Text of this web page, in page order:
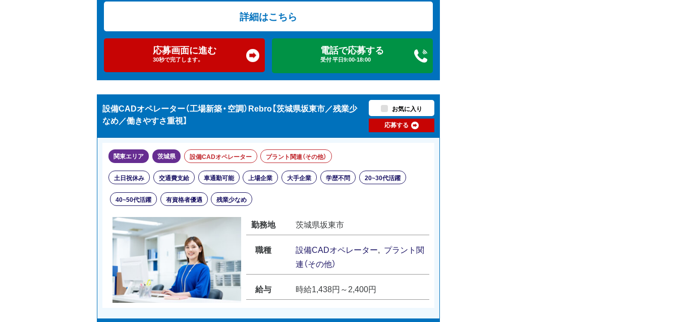
詳細はこちら
応募画面に進む
30秒で完了します。
電話で応募する
受付 平日9:00-18:00
設備CADオペレーター（工場新築・空調）Rebro【茨城県坂東市／残業少
なめ／働きやすさ重視】
お気に入り
応募する
関東エリア 茨城県 設備CADオペレーター プラント関連（その他）
土日祝休み 交通費支給 車通勤可能 上場企業 大手企業 学歴不問 20~30代活躍
40~50代活躍 有資格者優遇 残業少なめ
勤務地 茨城県坂東市
職種 設備CADオペレーター, プラント関
連（その他）
給与 時給1,438円～2,400円